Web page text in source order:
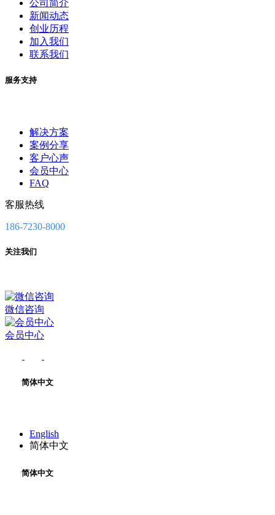
公司简介
新闻动态
创业历程
加入我们
联系我们
服务支持
解决方案
案例分享
客户心声
会员中心
FAQ
客服热线
186-7230-8000
关注我们
微信咨询
会员中心
简体中文
English
简体中文
简体中文